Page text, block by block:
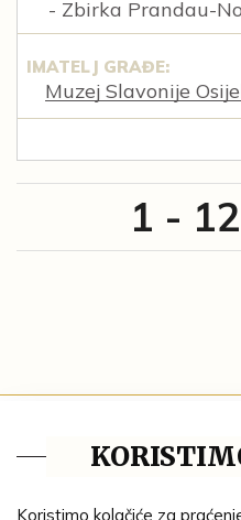
- Zbirka Prandau-
IMATELJ GRAĐE:
Muzej Slavonije
1 -
Impresum
Ustanove
Koristimo kolačiće za